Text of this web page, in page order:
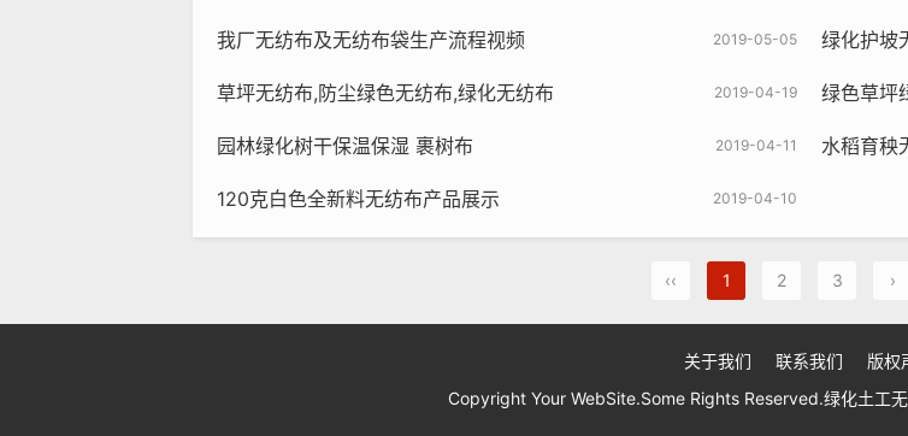
2019-05-05
我厂无纺布及无纺布袋生产流程视频 绿化护坡
2019-04-19
草坪无纺布,防尘绿色无纺布,绿化无纺布 绿色草坪
2019-04-11
园林绿化树干保温保湿 裹树布 水稻育秧
2019-04-10
120克白色全新料无纺布产品展示
‹‹ 1 2 3 ›
关于我们 联系我们
版权
Copyright Your WebSite.Some Rights Reserved.绿化土工